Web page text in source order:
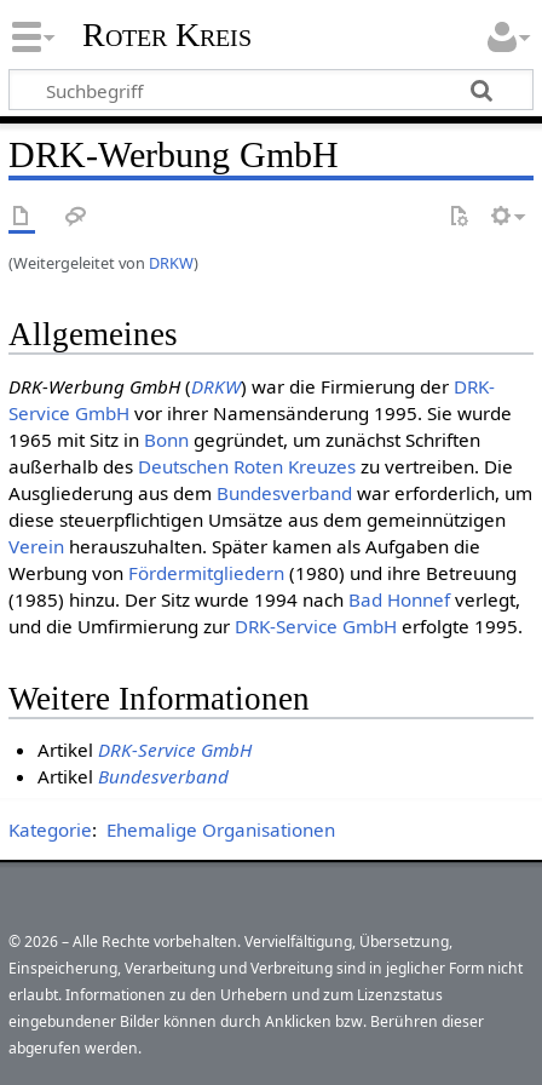
Roter Kreis
DRK-Werbung GmbH
(Weitergeleitet von DRKW)
Allgemeines
DRK-Werbung GmbH(DRKW) war die Firmierung der DRK-
Service GmbH vor ihrer Namensänderung 1995. Sie wurde
1965 mit Sitz in Bonngegründet, um zunächst Schriften
außerhalb des Deut­schen Roten Kreu­zeszu vertreiben. Die
Ausgliederung aus dem Bundesverband war erforderlich, um
diese steuerpflichtigen Umsätze aus dem gemeinnützigen
Vereinherauszuhalten. Später kamen als Aufgaben die
Werbung von Fördermitgliedern(1980) und ihre Betreuung
(1985) hinzu. Der Sitz wurde 1994 nach Bad Honnefverlegt,
und die Umfirmierung zur DRK-Service GmbH erfolgte 1995.
Weitere Informationen
ArtikelDRK-Service GmbH
ArtikelBundesverband
Kategorie: Ehemalige Organisationen
© 2026 – Alle Rechte vorbehalten. Vervielfältigung, Übersetzung,
Einspeicherung, Verarbeitung und Verbreitung sind in jeglicher Form nicht
erlaubt. Informationen zu den Urhebern und zum Lizenzstatus
eingebundener Bilder können durch Anklicken bzw. Berühren dieser
abgerufen werden.